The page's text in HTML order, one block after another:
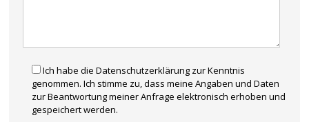
Ich habe die Datenschutzerklärung zur Kenntnis
genommen. Ich stimme zu, dass meine Angaben und Daten
zur Beantwortung meiner Anfrage elektronisch erhoben und
gespeichert werden.